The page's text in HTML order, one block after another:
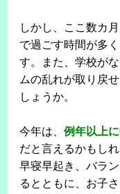
しかし、ここ数カ
で過ごす時間が多
す。また、学校が
ムの乱れが取り戻
しょうか。
今年は、例年以上
だと言えるかもしれ
早寝早起き、バラ
るとともに、お子